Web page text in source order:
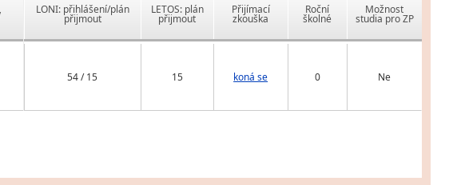
LONI: přihlášení/plán
přijmout
LETOS: plán
přijmout
Přijímací
zkouška
Roční
školné
Možnost
studia pro ZP
54 / 15 15 koná se 0 Ne